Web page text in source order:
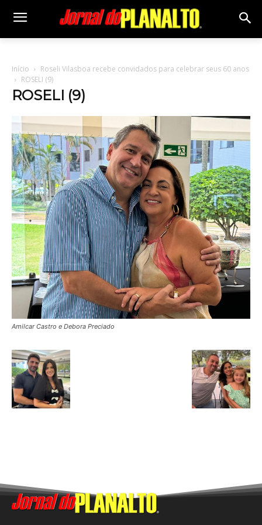
Início
Roseli Vilasboa recebe convidados para celebrar seus 60 anos
ROSELI (9)
ROSELI (9)
Amilcar Castro e Debora Preciado